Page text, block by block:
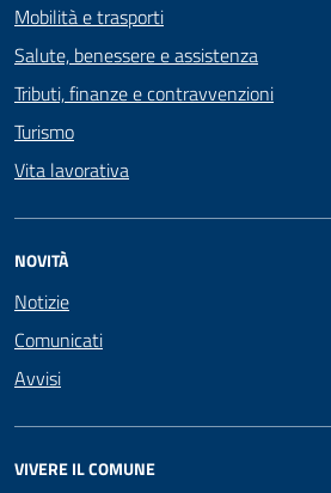
Mobilità e trasporti
Salute, benessere e assistenza
Tributi, finanze e contravvenzioni
Turismo
Vita lavorativa
NOVITÀ
Notizie
Comunicati
Avvisi
VIVERE IL COMUNE